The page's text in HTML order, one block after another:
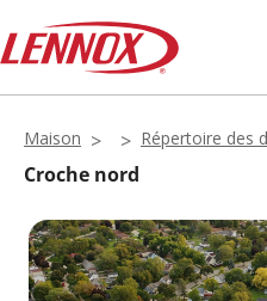
Maison Répertoire des
Croche nord